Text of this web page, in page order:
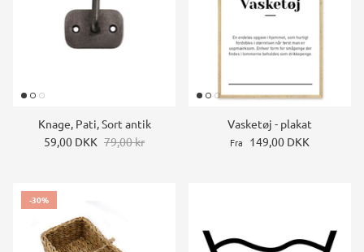
Knage, Pati, Sort antik
59,00 DKK 79,00 kr
Vasketøj - plakat
Fra 149,00 DKK
-30%